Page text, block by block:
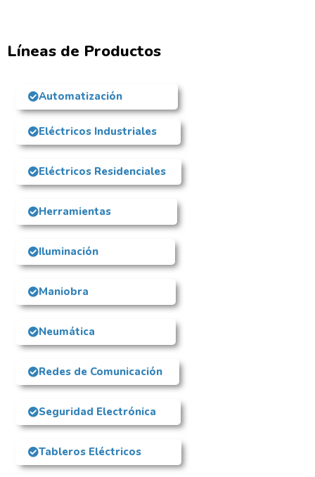
Líneas de Productos
Automatización
Eléctricos Industriales
Eléctricos Residenciales
Herramientas
Iluminación
Maniobra
Neumática
Redes de Comunicación
Seguridad Electrónica
Tableros Eléctricos